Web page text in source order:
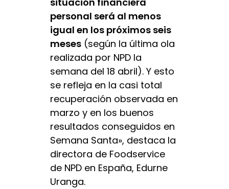
personal será al menos
igual en los próximos seis
meses(según la última ola
realizada por NPD la
semana del 18 abril). Y esto
se refleja en la casi total
recuperación observada en
marzo y en los buenos
resultados conseguidos en
Semana Santa», destaca la
directora de Foodservice
de NPD en España, Edurne
Uranga.